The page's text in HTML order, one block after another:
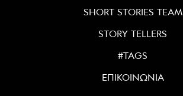
SHORT STORIES TEAM
STORY TELLERS
#TAGS
ΕΠΙΚΟΙΝΩΝΙΑ